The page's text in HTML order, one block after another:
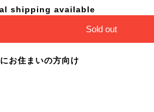
shipping available
Sold out
お住まいの方向け